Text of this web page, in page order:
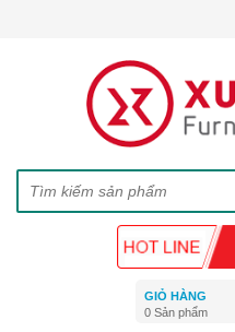
GIỎ HÀNG
0 Sản phẩm